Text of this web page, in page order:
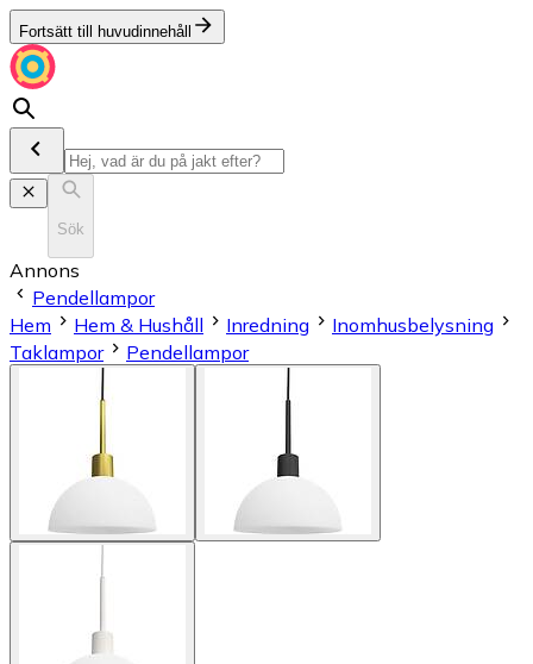
Fortsätt till huvudinnehåll
Sök
Annons
Pendellampor
Hem
Hem & Hushåll Inredning
Inomhusbelysning
Taklampor
Pendellampor